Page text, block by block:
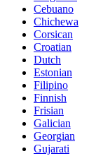
Cebuano
Chichewa
Corsican
Croatian
Dutch
Estonian
Filipino
Finnish
Frisian
Galician
Georgian
Gujarati